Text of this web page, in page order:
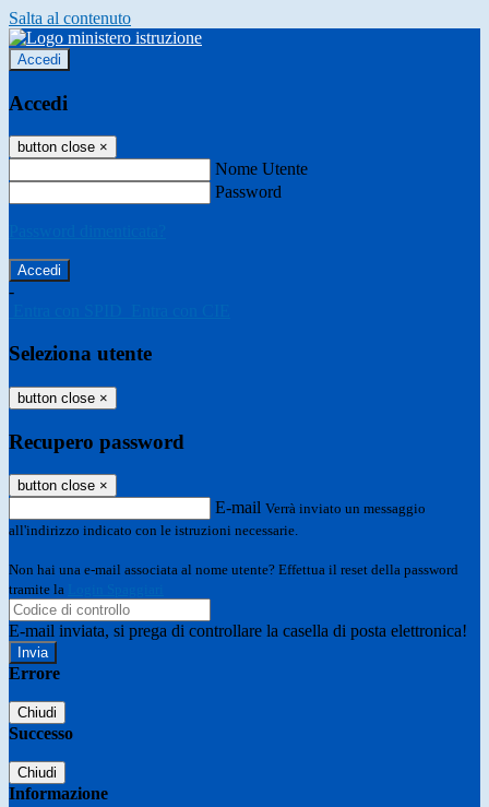
Salta al contenuto
Accedi
Accedi
button close ×
Nome Utente
Password
-
Seleziona utente
button close ×
Recupero password
button close ×
E-mail Verrà inviato un messaggio
all'indirizzo indicato con le istruzioni necessarie.
Non hai una e-mail associata al nome utente? Effettua il reset della password
tramite la
E-mail inviata, si prega di controllare la casella di posta elettronica!
Errore
Chiudi
Successo
Chiudi
Informazione